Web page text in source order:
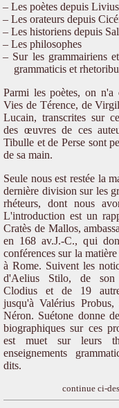
Les poètes depuis
Les orateurs depuis
Les historiens depuis
Les philosophes
Sur les grammairiens
grammaticis et
Parmi les poètes, on n'a
Vies de Térence, de
Lucain, transcrites sur
des œuvres de ces
Tibulle et de Perse sont
de sa main.
Seule nous est restée la
dernière division sur les
rhéteurs, dont nous
L'introduction est un
Cratès de Mallos,
en 168 av.J.-C., qui
conférences sur la
à Rome. Suivent les
d'Aelius Stilo, de son
Clodius et de 19
jusqu'à Valérius Probus,
Néron. Suétone donne
biographiques sur ces
est muet sur leurs
enseignements
dits.
continue ci-